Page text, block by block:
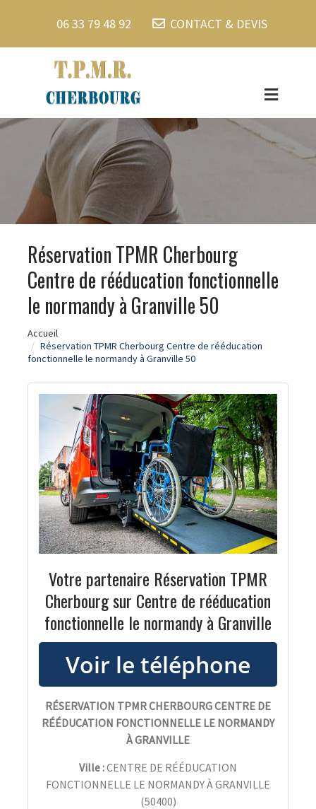
06 33 79 48 92 CONTACT & DEVIS
Réservation TPMR Cherbourg
Centre de rééducation fonctionnelle
le normandy à Granville 50
Accueil
Réservation TPMR Cherbourg Centre de rééducation
fonctionnelle le normandy à Granville 50
Votre partenaire Réservation TPMR
Cherbourg sur Centre de rééducation
fonctionnelle le normandy à Granville
RÉSERVATION TPMR CHERBOURG CENTRE DE
RÉÉDUCATION FONCTIONNELLE LE NORMANDY
À GRANVILLE
Ville :CENTRE DE RÉÉDUCATION
FONCTIONNELLE LE NORMANDY À GRANVILLE
(50400)